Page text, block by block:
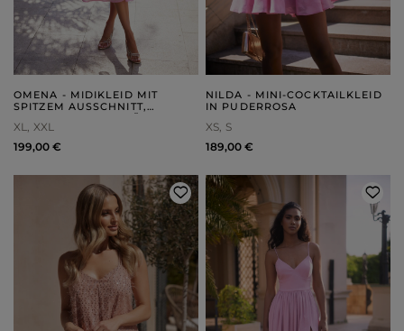
OMENA - MIDIKLEID MIT
SPITZEM AUSSCHNITT,
UND ELEGANTEM
PRÄGEMUSTER
XL
XXL
199,00 €
NILDA - MINI-COCKTAILKLEID
IN PUDERROSA
XS S
189,00 €